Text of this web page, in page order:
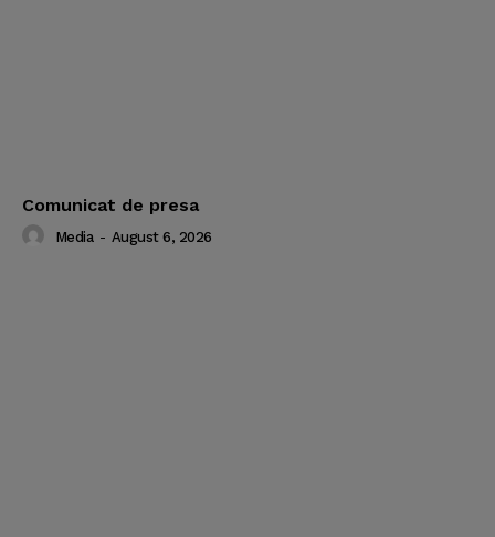
Comunicat de presa
Media - August 6, 2026